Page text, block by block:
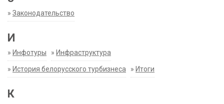
» Законодательство
И
» Инфотуры » Инфраструктура
» История белорусского турбизнеса » Итоги
К